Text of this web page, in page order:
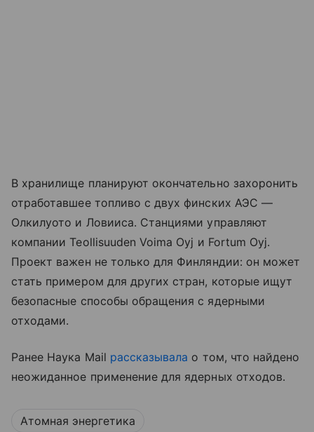
В хранилище планируют окончательно захоронить
отработавшее топливо с двух финских АЭС —
Олкилуото и Ловииса. Станциями управляют
компании Teollisuuden Voima Oyj и Fortum Oyj.
Проект важен не только для Финляндии: он может
стать примером для других стран, которые ищут
безопасные способы обращения с ядерными
отходами.
Ранее Наука Mail рассказывала о том, что найдено
неожиданное применение для ядерных отходов.
Атомная энергетика